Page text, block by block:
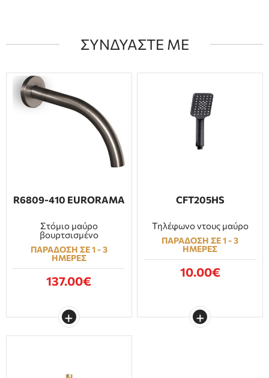
ΣΥΝΔΥΑΣΤΕ ΜΕ
R6809-410 EURORAMA
Στόμιο μαύρο
βουρτσισμένο
ΠΑΡΑΔΟΣΗ ΣΕ 1 - 3
ΗΜΕΡΕΣ
137.00€
CFT205HS
Τηλέφωνο ντους μαύρο
ΠΑΡΑΔΟΣΗ ΣΕ 1 - 3
ΗΜΕΡΕΣ
10.00€